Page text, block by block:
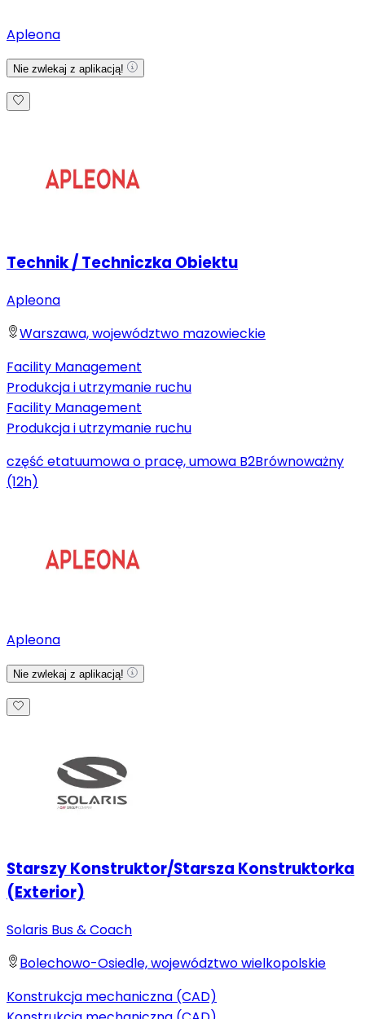
Apleona
Nie zwlekaj z aplikacją!
Technik / Techniczka Obiektu
Apleona
Warszawa, województwo mazowieckie
Facility Management
Produkcja i utrzymanie ruchu
Facility Management
Produkcja i utrzymanie ruchu
część etatuumowa o pracę, umowa B2Brównoważny
(12h)
Apleona
Nie zwlekaj z aplikacją!
Starszy Konstruktor/Starsza Konstruktorka
(Exterior)
Solaris Bus & Coach
Bolechowo-Osiedle, województwo wielkopolskie
Konstrukcja mechaniczna (CAD)